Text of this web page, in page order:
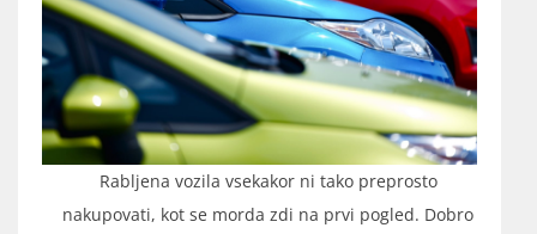
Rabljena vozila vsekakor ni tako preprosto
nakupovati, kot se morda zdi na prvi pogled. Dobro